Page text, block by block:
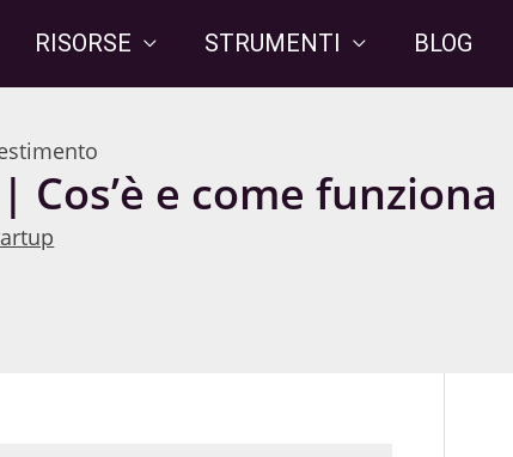
RISORSE STRUMENTI BLOG
| Cos’è e come funziona